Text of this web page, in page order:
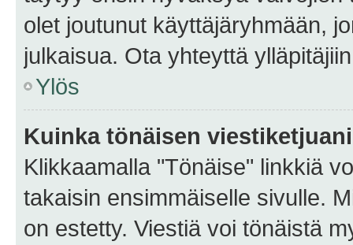
olet joutunut käyttäjäryhmään,
julkaisua. Ota yhteyttä
Ylös
Kuinka tönäisen
Klikkaamalla "Tönäise" linkkiä
takaisin ensimmäiselle sivulle.
on estetty. Viestiä voi tönäistä